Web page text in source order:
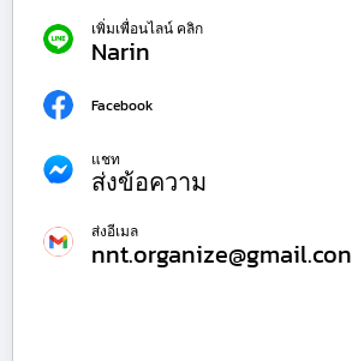
เพิ่มเพื่อนไลน์ คลิก
Narin
Facebook
แชท
ส่งข้อความ
ส่งอีเมล
nnt.organize@gmail.con